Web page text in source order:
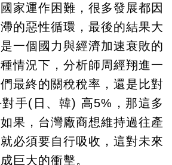
家運作困難，很多發展都因
的惡性循環，最後的結果大
一個國力與經濟加速衰敗的
情況下，分析師周經翔進一
最終的關稅稅率，還是比對
手(日、韓) 高5%，那這多
果，台灣廠商想維持過往產
必須要自行吸收，這對未來
巨大的衝擊。